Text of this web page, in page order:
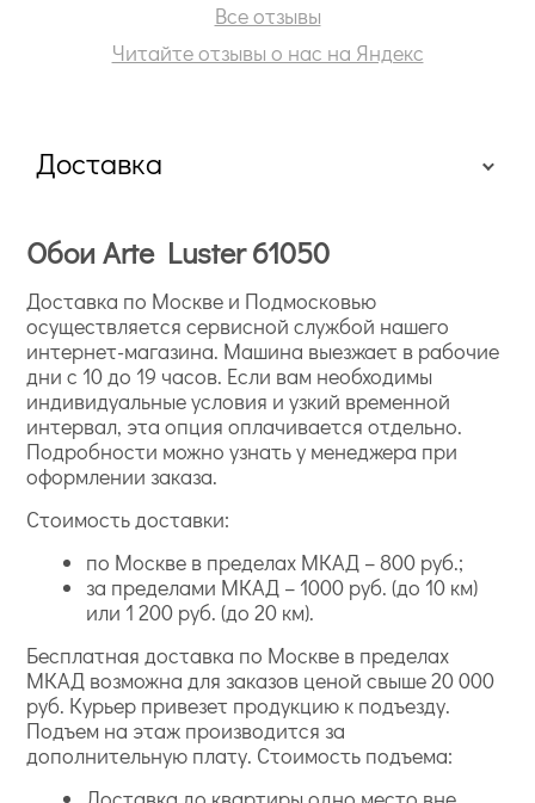
Все отзывы
Читайте отзывы о нас на Яндекс
Доставка
Обои Arte Luster 61050
Доставка по Москве и Подмосковью
осуществляется сервисной службой нашего
интернет-магазина. Машина выезжает в рабочие
дни с 10 до 19 часов. Если вам необходимы
индивидуальные условия и узкий временной
интервал, эта опция оплачивается отдельно.
Подробности можно узнать у менеджера при
оформлении заказа.
Стоимость доставки:
по Москве в пределах МКАД – 800 руб.;
за пределами МКАД – 1000 руб. (до 10 км)
или 1 200 руб. (до 20 км).
Бесплатная доставка по Москве в пределах
МКАД возможна для заказов ценой свыше 20 000
руб. Курьер привезет продукцию к подъезду.
Подъем на этаж производится за
дополнительную плату. Стоимость подъема: